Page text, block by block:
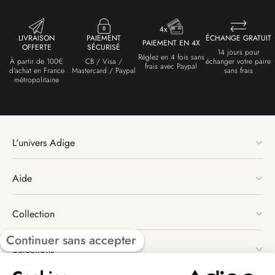
LIVRAISON
OFFERTE
À partir de 100€
d'achat en France
métropolitaine
PAIEMENT
SÉCURISÉ
CB / Visa /
Mastercard / Paypal
PAIEMENT EN 4X
Réglez en 4 fois sans
frais avec Paypal
ÉCHANGE GRATUIT
14 jours pour
échanger votre paire
sans frais
L'univers Adige
Aide
Collection
Sélections
Continuer sans accepter